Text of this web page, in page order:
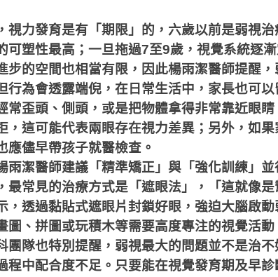
視力發育是有「期限」的，六歲以前是弱視
可塑性最高；一旦拖過7至9歲，視覺系統逐
步的空間也相當有限，因此楊雨潔醫師提醒
行為會透露端倪，在日常生活中，家長也可
常歪頭、側頭，或是把物體拿得非常靠近眼
，這可能代表兩眼存在視力差異；另外，如
應儘早帶孩子就醫檢查。
雨潔醫師建議「精準矯正」與「強化訓練」
最常見的治療方式是「遮眼法」，「這就像
，透過黏貼式遮眼片封鎖好眼，強迫大腦啟
圖、拼圖或玩積木等需要高度專注的視覺活動
團隊也特別提醒，弱視最大的問題並不是治
程中配合度不足。只要能在視覺發育期及早